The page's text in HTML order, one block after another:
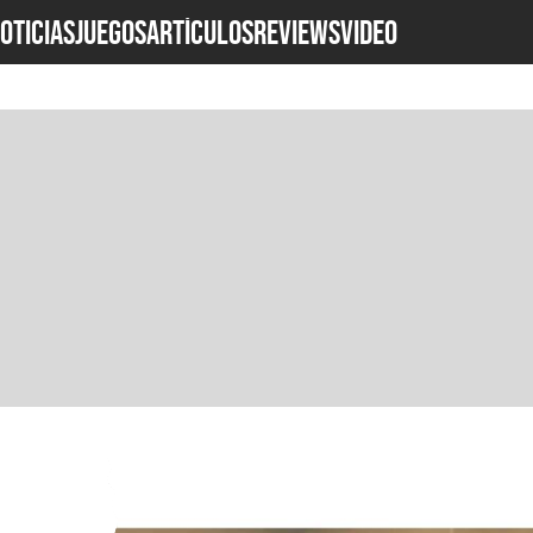
JUEGOSARTÍCULOSREVIEWSVideo